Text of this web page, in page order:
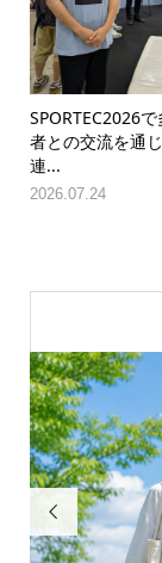
SPORTEC2026
者との交流を通
連...
2026.07.24
